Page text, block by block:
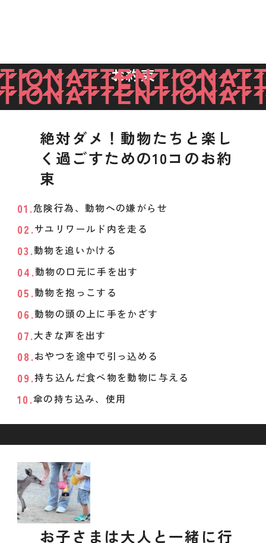
ATTENTION
ATTENTION
お約束
絶対ダメ！動物たちと楽し
く過ごすための10コのお約
束
危険行為、動物への嫌がらせ
サユリワールド内を走る
動物を追いかける
動物の口元に手を出す
動物を抱っこする
動物の頭の上に手をかざす
大きな声を出す
おやつを途中で引っ込める
持ち込んだ食べ物を動物に与える
傘の持ち込み、使用
お子さまは大人と一緒に行